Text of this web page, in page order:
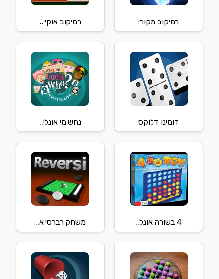
רמיקוב מקורי רמיקוב אוקיי..
דומינו דלוקס נחש מי אונלי..
4 בשורה אונל.. משחק רברסי א..